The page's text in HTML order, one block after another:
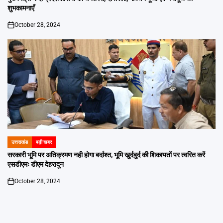
शुभकामनाएँ
on
October 28, 2024
POSTED
IN
उत्तराखंड बड़ी खबर
सरकारी भूमि पर अतिक्रमण नही होगा बर्दाश्त, भूमि खुर्दबुर्द की शिकायतों पर त्वरित करें
एसडीएमः डीएम देहरादून
on
October 28, 2024